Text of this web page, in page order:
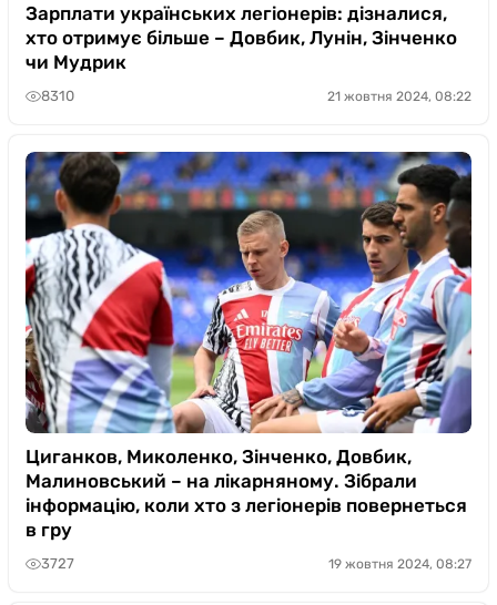
Зарплати українських легіонерів: дізналися,
хто отримує більше – Довбик, Лунін, Зінченко
чи Мудрик
8310 21 жовтня 2024, 08:22
Циганков, Миколенко, Зінченко, Довбик,
Малиновський – на лікарняному. Зібрали
інформацію, коли хто з легіонерів повернеться
в гру
3727 19 жовтня 2024, 08:27